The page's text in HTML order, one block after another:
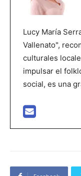
Lucy María
Vallenato",
culturales
impulsar el
social, es una